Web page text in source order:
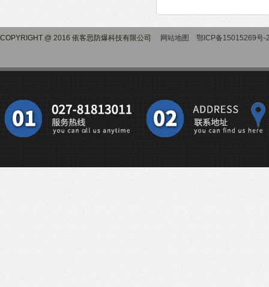
COPYRIGHT @ 2016 依客思防爆科技有限公司 网站地图 鄂ICP备15015269号-